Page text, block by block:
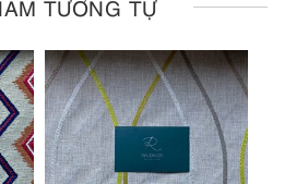
TƯƠNG TỰ